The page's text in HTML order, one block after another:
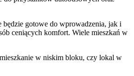
będzie gotowe do wprowadzenia, jak i
ceniących komfort. Wiele mieszkań w
w niskim bloku, czy lokal w